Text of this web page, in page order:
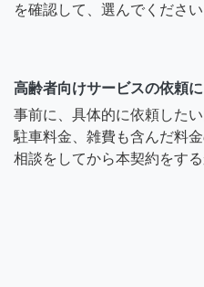
を確認して、選んでください
高齢者向けサービスの依頼
事前に、具体的に依頼した
駐車料金、雑費も含んだ料
相談をしてから本契約をす